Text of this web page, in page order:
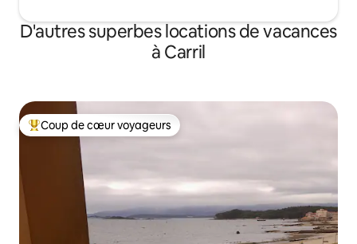
D'autres superbes locations de vacances
à Carril
Coup de cœur voyageurs parmi les plus aimés
Coup de cœur voyageurs